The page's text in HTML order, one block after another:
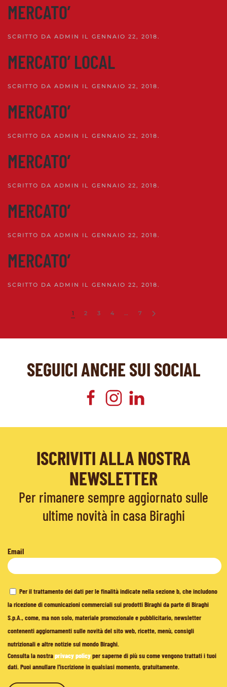
MERCATO’
SCRITTO DA ADMIN IL GENNAIO 22, 2018.
MERCATO’ LOCAL
SCRITTO DA ADMIN IL GENNAIO 22, 2018.
MERCATO’
SCRITTO DA ADMIN IL GENNAIO 22, 2018.
MERCATO’
SCRITTO DA ADMIN IL GENNAIO 22, 2018.
MERCATO’
SCRITTO DA ADMIN IL GENNAIO 22, 2018.
MERCATO’
SCRITTO DA ADMIN IL GENNAIO 22, 2018.
1 2 3 4 … 7
SEGUICI ANCHE SUI SOCIAL
ISCRIVITI ALLA NOSTRA
NEWSLETTER
Per rimanere sempre aggiornato sulle
ultime novità in casa Biraghi
Email
Per il trattamento dei dati per le finalità indicate nella sezione b, che includono
la ricezione di comunicazioni commerciali sui prodotti Biraghi da parte di Biraghi
S.p.A., come, ma non solo, materiale promozionale e pubblicitario, newsletter
contenenti aggiornamenti sulle novità del sito web, ricette, menù, consigli
nutrizionali e altre notizie sul mondo Biraghi.
Consulta la nostraprivacy policyper saperne di più su come vengono trattati i tuoi
dati. Puoi annullare l'iscrizione in qualsiasi momento, gratuitamente.